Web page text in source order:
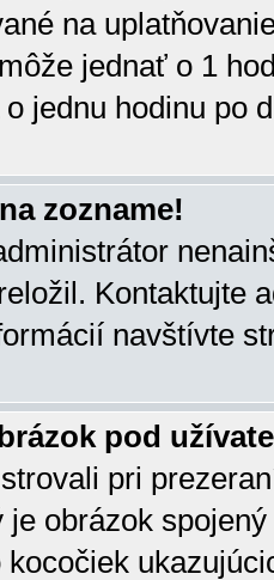
na
jednať o 1
jednu hodinu po
zozname!
Kontaktujte
navštívte
pod
pri
je obrázok
kocočiek